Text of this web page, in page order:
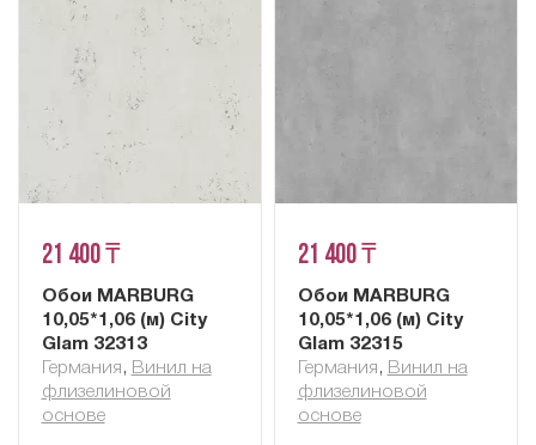
21 400 ₸
Обои MARBURG
10,05*1,06 (м) City
Glam 32313
Германия , Винил на
флизелиновой
основе
21 400 ₸
Обои MARBURG
10,05*1,06 (м) City
Glam 32315
Германия , Винил на
флизелиновой
основе